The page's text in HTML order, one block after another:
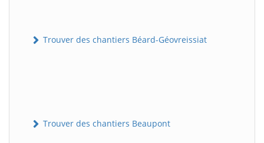
Trouver des chantiers Béard-Géovreissiat
Trouver des chantiers Beaupont